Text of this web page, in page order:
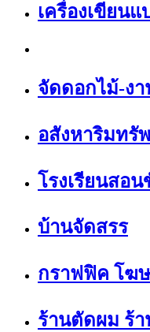
เครื่องเขียน
จัดดอกไม้-ง
อสังหาริมทรั
โรงเรียนสอ
บ้านจัดสรร
กราฟฟิค โฆ
ร้านตัดผม ร้า